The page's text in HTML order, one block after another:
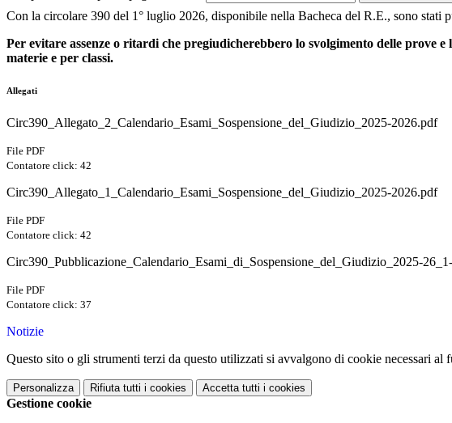
Con la circolare 390 del 1° luglio 2026, disponibile nella Bacheca del R.E., sono
Per evitare assenze o ritardi che pregiudicherebbero lo svolgimento delle
materie e per classi.
Allegati
Circ390_Allegato_2_Calendario_Esami_Sospensione_del_Giudizio_2025-2026.pdf
File PDF
Contatore click: 42
Circ390_Allegato_1_Calendario_Esami_Sospensione_del_Giudizio_2025-2026.pdf
File PDF
Contatore click: 42
Circ390_Pubblicazione_Calendario_Esami_di_Sospensione_del_Giudizio_2025-
File PDF
Contatore click: 37
Notizie
Questo sito o gli strumenti terzi da questo utilizzati si avvalgono di cookie necessari
Personalizza Rifiuta tutti i cookies Accetta tutti i cookies
Gestione cookie